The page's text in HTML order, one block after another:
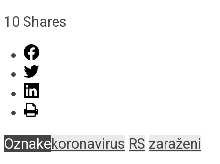
10 Shares
Oznakekoronavirus RS zaraženi